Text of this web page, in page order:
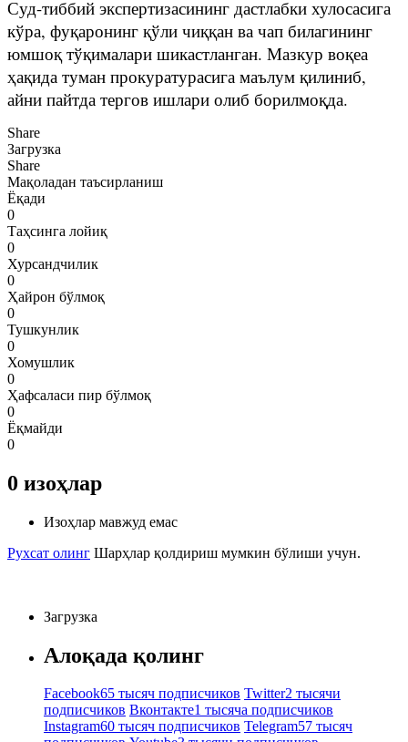
Суд-тиббий экспертизасининг дастлабки хулосасига
кўра, фуқаронинг қўли чиққан ва чап билагининг
юмшоқ тўқималари шикастланган. Мазкур воқеа
ҳақида туман прокуратурасига маълум қилиниб,
айни пайтда тергов ишлари олиб борилмоқда.
Share
Загрузка
Share
Мақоладан таъсирланиш
Ёқади
0
Таҳсинга лойиқ
0
Хурсандчилик
0
Ҳайрон бўлмоқ
0
Тушкунлик
0
Хомушлик
0
Ҳафсаласи пир бўлмоқ
0
Ёқмайди
0
0 изоҳлар
Изоҳлар мавжуд емас
Рухсат олинг Шарҳлар қолдириш мумкин бўлиши учун.
Загрузка
Алоқада қолинг
Facebook65 тысяч подписчиков Twitter2 тысячи
подписчиков Вконтакте1 тысяча подписчиков
Instagram60 тысяч подписчиков Telegram57 тысяч